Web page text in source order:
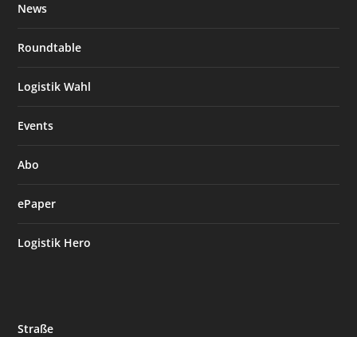
News
Roundtable
Logistik Wahl
Events
Abo
ePaper
Logistik Hero
Straße